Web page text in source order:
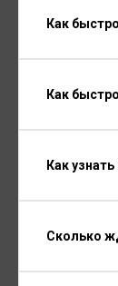
Как
Как
Как
Сколько